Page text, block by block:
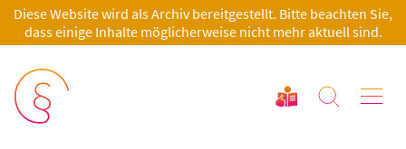
Diese Website wird als Archiv bereitgestellt. Bitte beachten Sie,
dass einige Inhalte möglicherweise nicht mehr aktuell sind.